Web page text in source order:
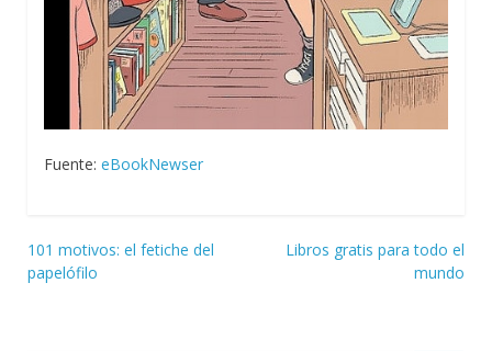
Fuente: eBookNewser
Navegación
de
101 motivos: el fetiche del
papelófilo
Libros gratis para todo el
mundo